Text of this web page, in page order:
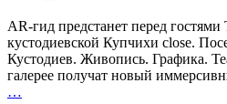
AR-гид предстанет перед гостями
кустодиевской Купчихи close.
Кустодиев. Живопись. Графика.
галерее получат новый
…